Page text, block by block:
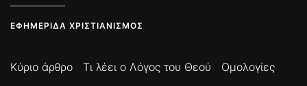
ΕΦΗΜΕΡΊΔΑ ΧΡΙΣΤΙΑΝΙΣΜΌΣ
Κύριο άρθρο Τι λέει ο Λόγος του Θεού
Ομολογίες